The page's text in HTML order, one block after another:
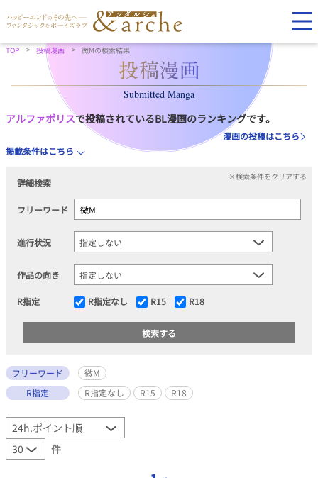
TOP 投稿漫画 微Mの検索結果
Submitted Manga
アルファポリスで投稿されているBL漫画のランキングです。
漫画の投稿はこちら
掲載条件はこちら
詳細検索
×検索条件をクリアする
フリーワード
進行状況
作品の向き
R指定 R指定なし R15 R18
フリーワード
微M
R指定
R指定なし R15 R18
件